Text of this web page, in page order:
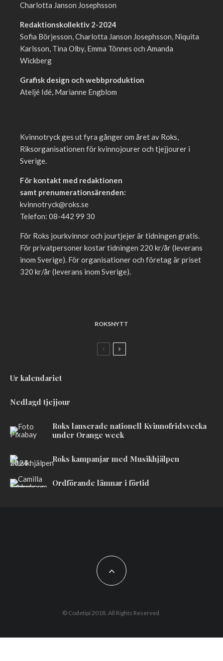
Charlotta Janson Josephsson
Redaktionskollektiv 2-2024
Sofia Börjesson, Charlotta Janson Josephsson, Niquita
Karlsson, Tina Olby, Emma Tönnes och Amanda
Wickberg
Grafisk design och webbproduktion
Ateljé Idé, Marianne Engblom
Kvinnotryck ges ut fyra gånger om året av Roks,
Riksorganisationen för kvinnojourer och tjejjourer i
Sverige.
För kontakt med redaktionen
samt prenumerationsärenden:
kvinnotryck@roks.se
Telefon: 08-442 99 30
För Roks jourkvinnor och jourtjejer är tidningen gratis.
För privatpersoner kostar tidningen 220 kr/år (leverans
inom Sverige). För organisationer och företag är priset
320 kr/år (leverans inom Sverige).
ROKSNYTT
Ur kalendariet
Nedlagd tjejjour
Roks lanserade nationell Kvinnofridsvecka
under Orange week
Roks kampanjar med Musikhjälpen
Ordförande lämnar i förtid
© Codetipi 2018. All Rights Reserved.